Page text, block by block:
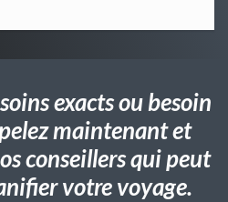
exacts ou besoin
maintenant et
conseillers qui peut
votre voyage.